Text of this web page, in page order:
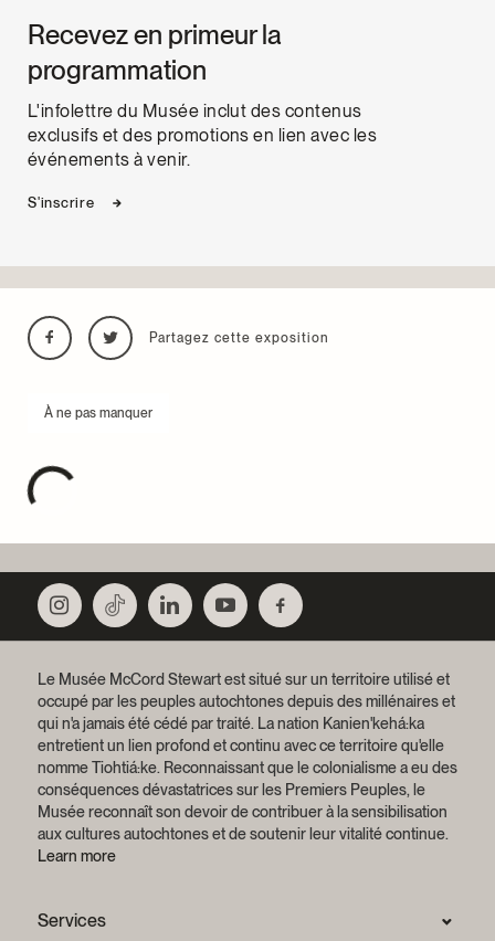
Recevez en primeur la
programmation
L'infolettre du Musée inclut des contenus
exclusifs et des promotions en lien avec les
événements à venir.
S'inscrire
Partagez cette exposition
À ne pas manquer
Le Musée McCord Stewart est situé sur un territoire utilisé et
occupé par les peuples autochtones depuis des millénaires et
qui n'a jamais été cédé par traité. La nation Kanien'kehá:ka
entretient un lien profond et continu avec ce territoire qu'elle
nomme Tiohtiá:ke. Reconnaissant que le colonialisme a eu des
conséquences dévastatrices sur les Premiers Peuples, le
Musée reconnaît son devoir de contribuer à la sensibilisation
aux cultures autochtones et de soutenir leur vitalité continue.
Learn more
Services